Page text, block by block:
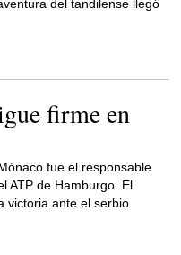
del tandilense llegó
firme en
fue el responsable
ATP de Hamburgo. El
victoria ante el serbio